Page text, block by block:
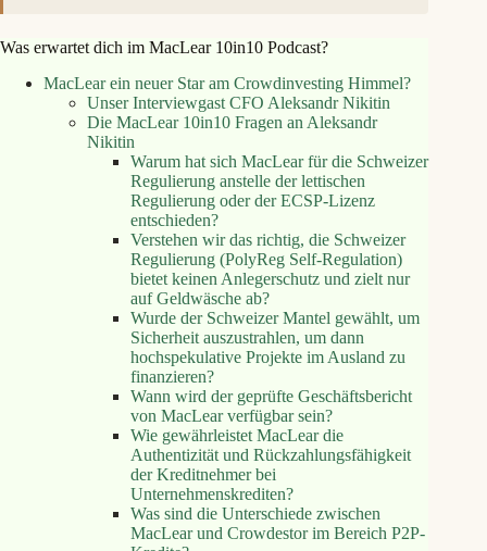
Was erwartet dich im MacLear 10in10 Podcast?
MacLear ein neuer Star am Crowdinvesting Himmel?
Unser Interviewgast CFO Aleksandr Nikitin
Die MacLear 10in10 Fragen an Aleksandr
Nikitin
Warum hat sich MacLear für die Schweizer
Regulierung anstelle der lettischen
Regulierung oder der ECSP-Lizenz
entschieden?
Verstehen wir das richtig, die Schweizer
Regulierung (PolyReg Self-Regulation)
bietet keinen Anlegerschutz und zielt nur
auf Geldwäsche ab?
Wurde der Schweizer Mantel gewählt, um
Sicherheit auszustrahlen, um dann
hochspekulative Projekte im Ausland zu
finanzieren?
Wann wird der geprüfte Geschäftsbericht
von MacLear verfügbar sein?
Wie gewährleistet MacLear die
Authentizität und Rückzahlungsfähigkeit
der Kreditnehmer bei
Unternehmenskrediten?
Was sind die Unterschiede zwischen
MacLear und Crowdestor im Bereich P2P-